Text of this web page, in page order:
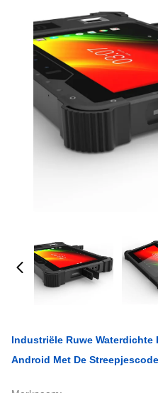
Industriële Ruwe Waterdichte
Android Met De